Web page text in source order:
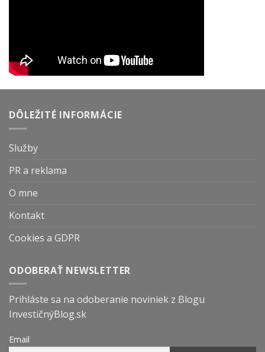
DÔLEŽITÉ INFORMÁCIE
Služby
PR a reklama
O mne
Kontakt
Cookies a GDPR
ODOBERAŤ NEWSLETTER
Prihláste sa na odoberanie noviniek z Blogu
InvestičnýBlog.sk
Email